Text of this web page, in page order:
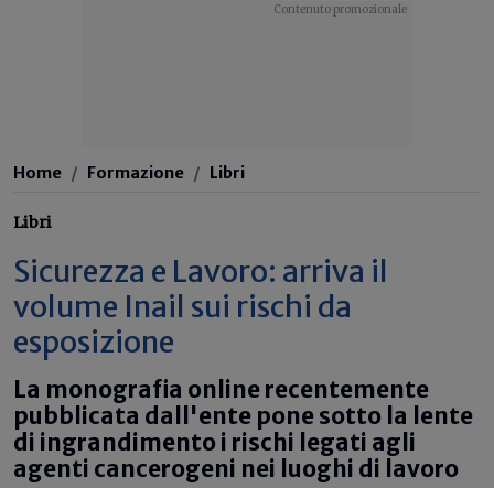
Home Formazione Libri
Libri
Sicurezza e Lavoro: arriva il
volume Inail sui rischi da
esposizione
La monografia online recentemente
pubblicata dall'ente pone sotto la lente
di ingrandimento i rischi legati agli
agenti cancerogeni nei luoghi di lavoro